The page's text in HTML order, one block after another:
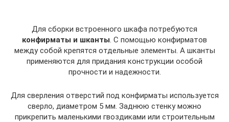
Для сборки встроенного шкафа потребуются
конфирматы и шканты . С помощью конфирматов
между собой крепятся отдельные элементы. А шканты
применяются для придания конструкции особой
прочности и надежности.
Для сверления отверстий под конфирматы используется
сверло, диаметром 5 мм. Заднюю стенку можно
прикрепить маленькими гвоздиками или строительным